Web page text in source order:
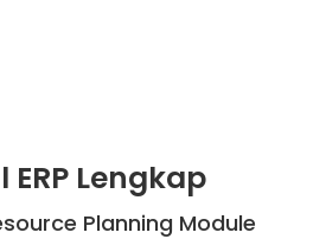
ERP Lengkap
Planning Module